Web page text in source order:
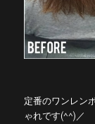
定番のワンレン
ゃれです(^^)／